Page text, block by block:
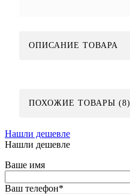
ОПИСАНИЕ ТОВАРА
ПОХОЖИЕ ТОВАРЫ (8)
Нашли дешевле
Нашли дешевле
Ваше имя
Ваш телефон*